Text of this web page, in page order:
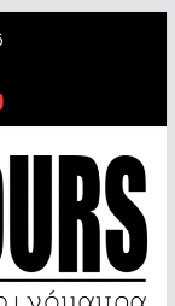
και
και δωρεάν
τον
παίρνουν
ο